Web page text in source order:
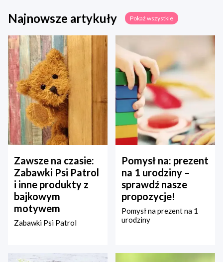
Najnowsze artykuły Pokaż wszystkie
Zawsze na czasie:
Zabawki Psi Patrol
i inne produkty z
bajkowym
motywem
Zabawki Psi Patrol
Pomysł na: prezent
na 1 urodziny –
sprawdź nasze
propozycje!
Pomysł na prezent na 1
urodziny